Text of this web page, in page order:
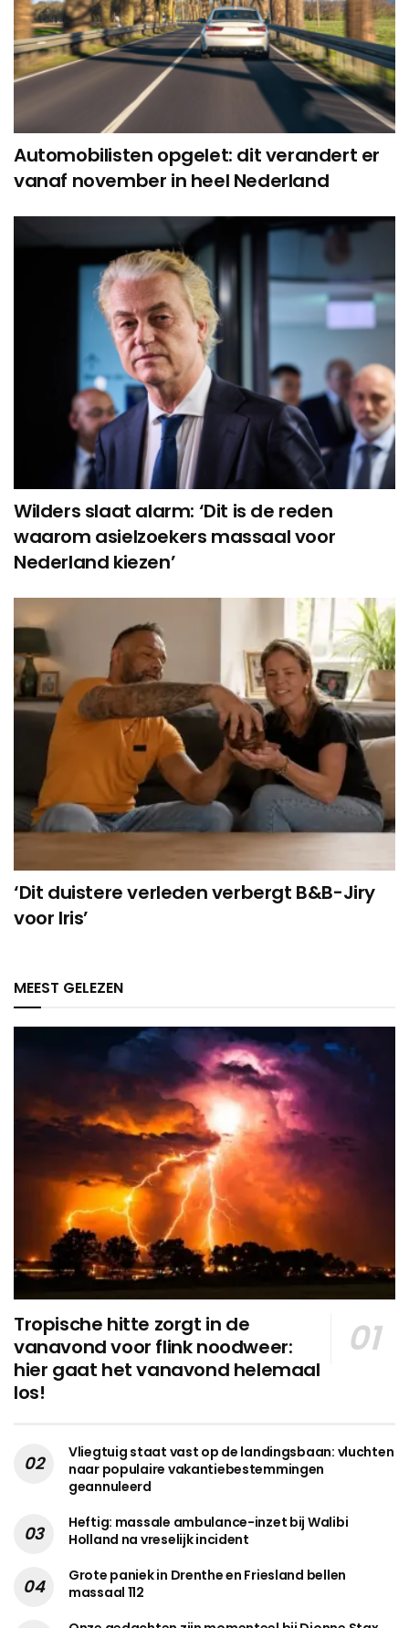
Automobilisten opgelet: dit verandert er
vanaf november in heel Nederland
Wilders slaat alarm: ‘Dit is de reden
waarom asielzoekers massaal voor
Nederland kiezen’
‘Dit duistere verleden verbergt B&B-Jiry
voor Iris’
MEEST GELEZEN
Tropische hitte zorgt in de
vanavond voor flink noodweer:
hier gaat het vanavond helemaal
los!
Vliegtuig staat vast op de landingsbaan: vluchten
naar populaire vakantiebestemmingen
geannuleerd
Heftig: massale ambulance-inzet bij Walibi
Holland na vreselijk incident
Grote paniek in Drenthe en Friesland bellen
massaal 112